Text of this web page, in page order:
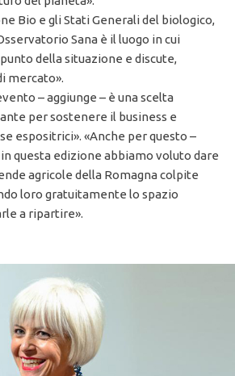
Bio e gli Stati Generali del biologico,
Sana è il luogo in cui
della situazione e discute,
mercato».
– aggiunge – è una scelta
per sostenere il business e
espositrici». «Anche per questo –
questa edizione abbiamo voluto dare
agricole della Romagna colpite
loro gratuitamente lo spazio
a ripartire».